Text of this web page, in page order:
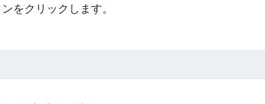
をクリックします。